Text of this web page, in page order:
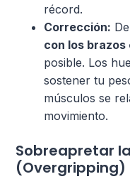
récord.
Corrección:
con los
posible. Los
sostener tu
músculos se
movimiento.
Sobreapretar
(Overgripping)